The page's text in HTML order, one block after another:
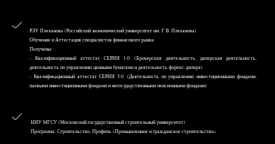
РЭУ Плеханова (Российский экономический университет им. Г.В. Плеханова)
Обучение и Аттестация специалистов финансового рынка
Получены:
- Квалификационный аттестат СЕРИИ 1.0: (Брокерская деятельность, дилерская деятельность,
деятельность по управлению ценными бумагами и деятельность форекс-дилера)
- Квалификационный аттестат СЕРИИ 5.0: (Деятельность по управлению инвестиционными фондами,
паевыми инвестиционными фондами и негосударственными пенсионными фондами)
НИУ MГСУ (Московский государственный строительный университет)
Программа: Строительство, Профиль «Промышленное и гражданское строительство»